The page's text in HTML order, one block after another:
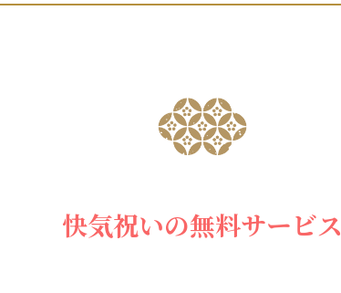
銘菓撰 心（こころ）
嘉永餅 24個入
快気祝いの無料サービス